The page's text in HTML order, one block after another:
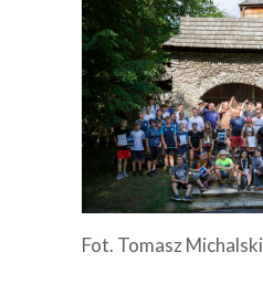
Fot. Tomasz Michalski